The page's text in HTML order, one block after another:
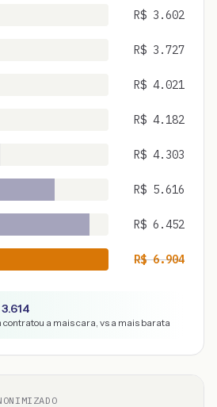
R$ 3.602
R$ 3.727
R$ 4.021
R$ 4.182
R$ 4.303
R$ 5.616
R$ 6.452
R$6.904
3.614
contratou a mais cara, vs a mais barata